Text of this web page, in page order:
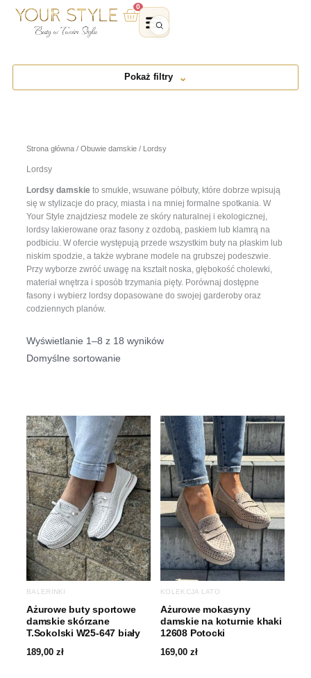
0
Wózek
Pokaż filtry
Strona główna / Obuwie damskie / Lordsy
Lordsy
Lordsy damskie to smukłe, wsuwane półbuty, które dobrze wpisują
się w stylizacje do pracy, miasta i na mniej formalne spotkania. W
Your Style znajdziesz modele ze skóry naturalnej i ekologicznej,
lordsy lakierowane oraz fasony z ozdobą, paskiem lub klamrą na
podbiciu. W ofercie występują przede wszystkim buty na płaskim lub
niskim spodzie, a także wybrane modele na grubszej podeszwie.
Przy wyborze zwróć uwagę na kształt noska, głębokość cholewki,
materiał wnętrza i sposób trzymania pięty. Porównaj dostępne
fasony i wybierz lordsy dopasowane do swojej garderoby oraz
codziennych planów.
Showing 1–16 of 18 results
BALERINKI
Ażurowe buty sportowe
damskie skórzane
T.Sokolski W25-647 biały
189,00 zł
KOLEKCJA LATO
Ażurowe mokasyny
damskie na koturnie khaki
12608 Potocki
169,00 zł